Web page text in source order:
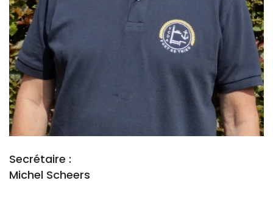
Secrétaire :
Michel Scheers